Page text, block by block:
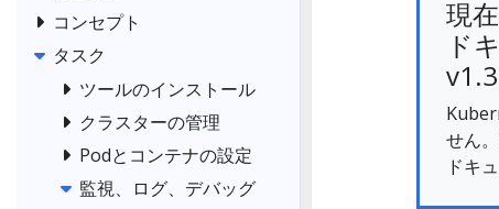
コンセプト
タスク
ツールのインストール
クラスターの管理
Podとコンテナの設定
監視、ログ、デバッグ
現
ド
せん
ドキ